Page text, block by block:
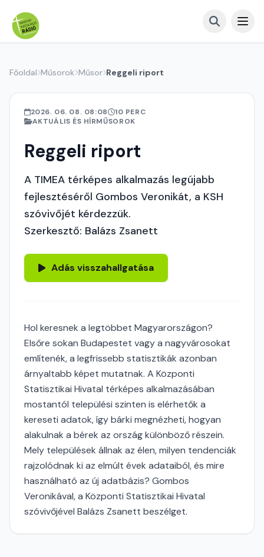
Főoldal Műsorok Műsor Reggeli riport
2026. 06. 08. 08:08
10 PERC
AKTUÁLIS ÉS HÍRMŰSOROK
Reggeli riport
A TIMEA térképes alkalmazás legújabb
fejlesztéséről Gombos Veronikát, a KSH
szóvivőjét kérdezzük.
Szerkesztő: Balázs Zsanett
Adás visszahallgatása
Hol keresnek a legtöbbet Magyarországon?
Elsőre sokan Budapestet vagy a nagyvárosokat
említenék, a legfrissebb statisztikák azonban
árnyaltabb képet mutatnak. A Központi
Statisztikai Hivatal térképes alkalmazásában
mostantól települési szinten is elérhetők a
kereseti adatok, így bárki megnézheti, hogyan
alakulnak a bérek az ország különböző részein.
Mely települések állnak az élen, milyen tendenciák
rajzolódnak ki az elmúlt évek adataiból, és mire
használható az új adatbázis? Gombos
Veronikával, a Központi Statisztikai Hivatal
szóvivőjével Balázs Zsanett beszélget.